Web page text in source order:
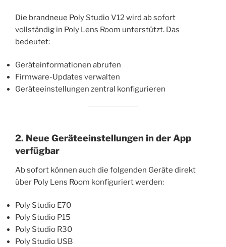
Die brandneue Poly Studio V12 wird ab sofort
vollständig in Poly Lens Room unterstützt. Das
bedeutet:
Geräteinformationen abrufen
Firmware-Updates verwalten
Geräteeinstellungen zentral konfigurieren
2. Neue Geräteeinstellungen in der App
verfügbar
Ab sofort können auch die folgenden Geräte direkt
über Poly Lens Room konfiguriert werden:
Poly Studio E70
Poly Studio P15
Poly Studio R30
Poly Studio USB